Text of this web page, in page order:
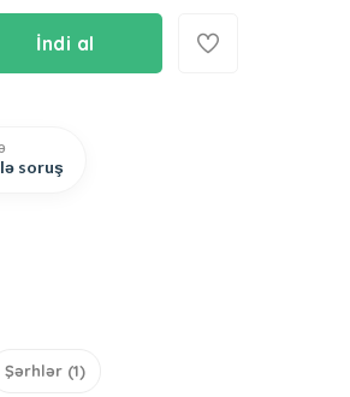
İndi al
soruş
Şərhlər (1)